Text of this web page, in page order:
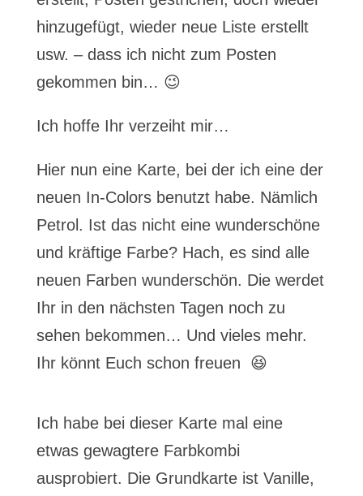
hinzugefügt, wieder neue Liste erstellt
usw. – dass ich nicht zum Posten
gekommen bin… 😉
Ich hoffe Ihr verzeiht mir…
Hier nun eine Karte, bei der ich eine der
neuen In-Colors benutzt habe. Nämlich
Petrol. Ist das nicht eine wunderschöne
und kräftige Farbe? Hach, es sind alle
neuen Farben wunderschön. Die werdet
Ihr in den nächsten Tagen noch zu
sehen bekommen… Und vieles mehr.
Ihr könnt Euch schon freuen 😆
Ich habe bei dieser Karte mal eine
etwas gewagtere Farbkombi
ausprobiert. Die Grundkarte ist Vanille,